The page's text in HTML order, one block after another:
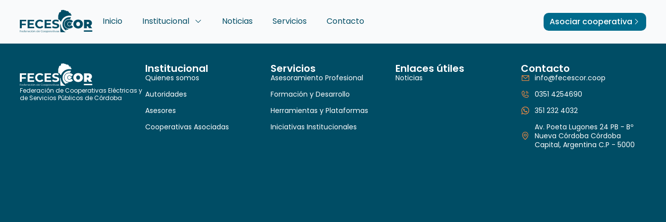
Inicio Institucional Noticias Servicios Contacto Asociar cooperativa
Federación de Cooperativas Eléctricas y
de Servicios Públicos de Córdoba
Institucional
Quienes somos
Autoridades
Asesores
Cooperativas Asociadas
Servicios
Asesoramiento Profesional
Formación y Desarrollo
Herramientas y Plataformas
Iniciativas Institucionales
Enlaces útiles
Noticias
Contacto
info@fecescor.coop
0351 4254690
351 232 4032
Av. Poeta Lugones 24 PB - Bº
Nueva Córdoba Córdoba
Capital, Argentina C.P - 5000